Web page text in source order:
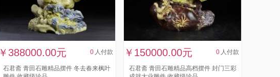
￥388000.00元 0 人付款
石君斋 青田石雕精品摆件 冬去春来枫叶
￥150000.00元 0 人付款
石君斋 青田石雕精品高档摆件 封门三彩